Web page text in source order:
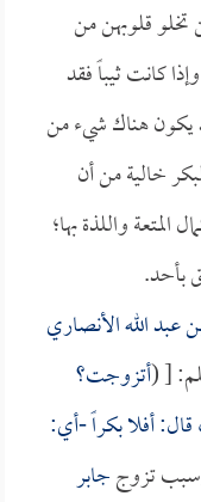
تخلو قلوبهن من
كانت ثيباً فقد
يكون هناك شيء من
خالية من أن
واللذة بها؛
بأحد.
عبد الله الأنصاري
[ (أتزوجت؟
أفلا بكراً -أي:
تزوججابر